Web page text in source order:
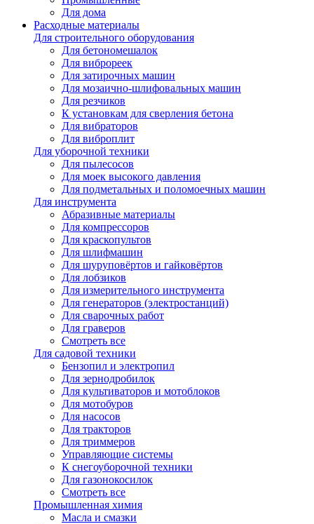
Для дома
Расходные материалы
Для строительного оборудования
Для бетономешалок
Для виброреек
Для затирочных машин
Для мозаично-шлифовальных машин
Для резчиков
К установкам для сверления бетона
Для вибраторов
Для виброплит
Для уборочной техники
Для пылесосов
Для моек высокого давления
Для подметальных и поломоечных машин
Для инструмента
Абразивные материалы
Для компрессоров
Для краскопультов
Для шлифмашин
Для шуруповёртов и гайковёртов
Для лобзиков
Для измерительного инструмента
Для генераторов (электростанций)
Для сварочных работ
Для граверов
Смотреть все
Для садовой техники
Бензопил и электропил
Для зернодробилок
Для культиваторов и мотоблоков
Для мотобуров
Для насосов
Для тракторов
Для триммеров
Управляющие системы
К снегоуборочной техники
Для газонокосилок
Смотреть все
Промышленная химия
Масла и смазки